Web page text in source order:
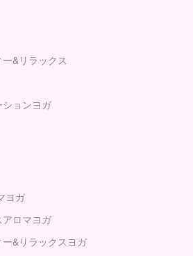
&リラックス
ョンヨガ
ヨガ
ロマヨガ
&リラックスヨガ